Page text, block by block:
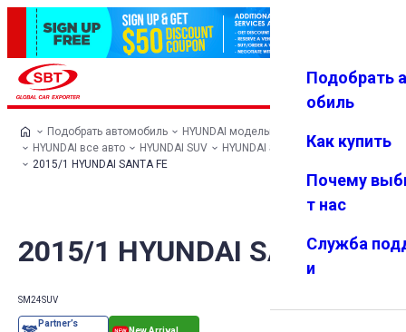
Избранн
Меню
Подобрать
обиль
Как купить
Почему
т нас
Служба
и
Подобрать автомобиль
HYUNDAI модельный ряд
HYUNDAI все авто
HYUNDAI SUV
HYUNDAI SANTA FE
2015/1 HYUNDAI SANTA FE
2015/1 HYUNDAI SANTA FE
SM24SUV